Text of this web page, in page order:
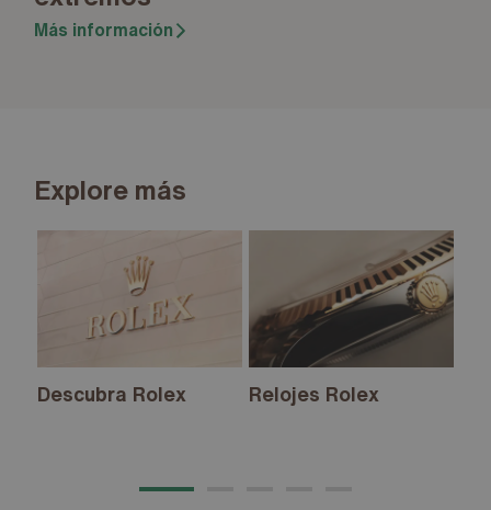
Más información
Explore más
Descubra Rolex Relojes Rolex